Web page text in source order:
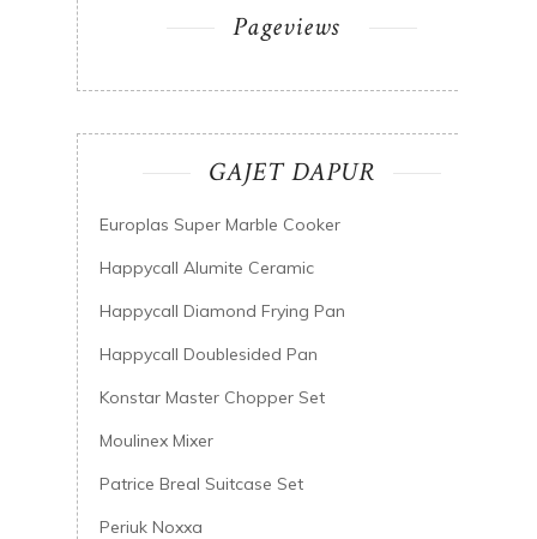
Pageviews
GAJET DAPUR
Europlas Super Marble Cooker
Happycall Alumite Ceramic
Happycall Diamond Frying Pan
Happycall Doublesided Pan
Konstar Master Chopper Set
Moulinex Mixer
Patrice Breal Suitcase Set
Periuk Noxxa